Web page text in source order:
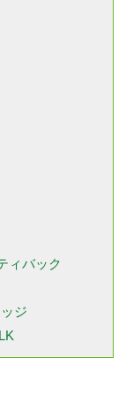
ィバック
ジ